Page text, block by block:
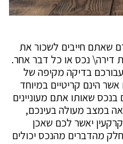
שאתם חייבים לשכור את
דירה\ נכס או כל דבר אחר.
בדיקה מקיפה של
הינם קריטיים במיוחד
שאותו אתם מעוניינים
במצב מעולה בעינכם,
יאשר לכם שאכן
מהדברים מהנכס יכולים